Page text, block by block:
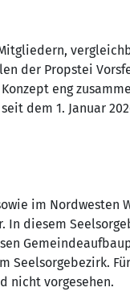
der Propstei
eng
dem 1. Januar
im Nordwesten
In diesem
nicht vorgesehen.